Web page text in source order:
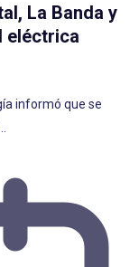
La Banda y
eléctrica
informó que se